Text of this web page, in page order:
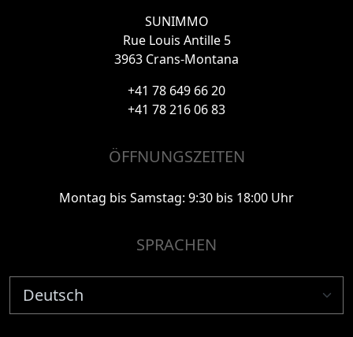
SUNIMMO
Rue Louis Antille 5
3963 Crans-Montana
+41 78 649 66 20
+41 78 216 06 83
ÖFFNUNGSZEITEN
Montag bis Samstag: 9:30 bis 18:00 Uhr
SPRACHEN